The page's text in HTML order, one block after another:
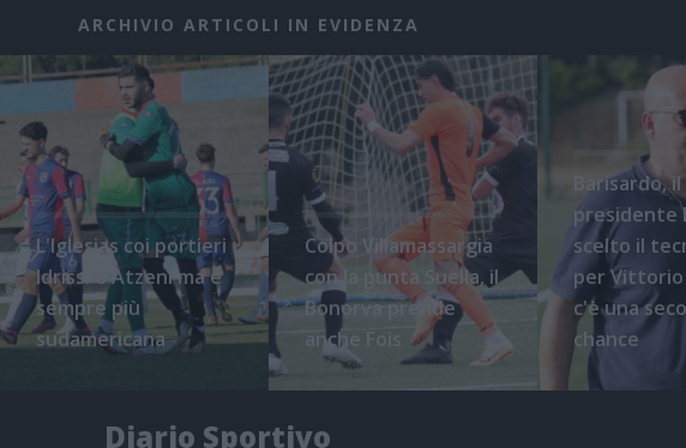
ARCHIVIO ARTICOLI IN EVIDENZA
L'Iglesias coi portieri
Idrissi e Atzeni ma è
sempre più
sudamericana
Colpo Villamassargia
con la punta Suella, il
Bonorva prende
anche Fois
Barisardo, il
presidente
scelto il
per Vittorio
c'è una
chance
Diario Sportivo